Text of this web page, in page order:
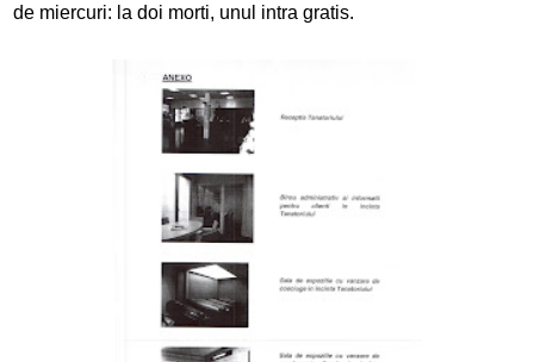
de miercuri: la doi morti, unul intra gratis.